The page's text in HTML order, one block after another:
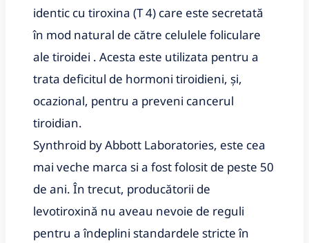
identic cu tiroxina (T 4) care este secretată
în mod natural de către celulele foliculare
ale tiroidei . Acesta este utilizata pentru a
trata deficitul de hormoni tiroidieni, și,
ocazional, pentru a preveni cancerul
tiroidian.
Synthroid by Abbott Laboratories, este cea
mai veche marca si a fost folosit de peste 50
de ani. În trecut, producătorii de
levotiroxină nu aveau nevoie de reguli
pentru a îndeplini standardele stricte în